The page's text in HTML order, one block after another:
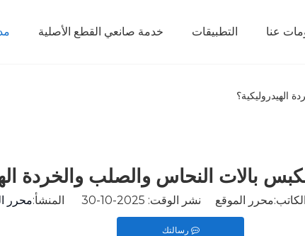
خدمة صانعي القطع الأصلية التطبيقات عنا
الهيدروليكية؟
بالات النحاس والصلب والخردة
الموقع نشر الوقت: 2025-10-30 المنشأ: محرر
رسالتك